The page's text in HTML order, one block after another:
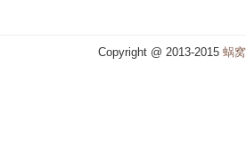
Copyright @ 2013-2015 蜗